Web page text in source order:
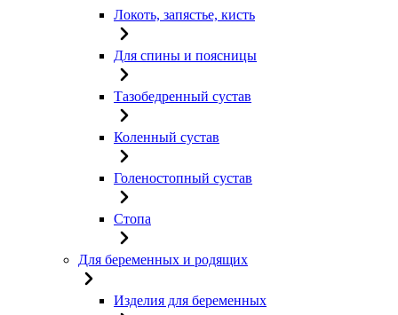
Локоть, запястье, кисть
Для спины и поясницы
Тазобедренный сустав
Коленный сустав
Голеностопный сустав
Стопа
Для беременных и родящих
Изделия для беременных